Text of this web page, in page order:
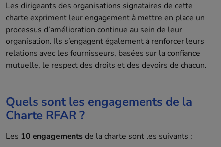
Les dirigeants des organisations signataires de cette
charte expriment leur engagement à mettre en place un
processus d’amélioration continue au sein de leur
organisation. Ils s’engagent également à renforcer leurs
relations avec les fournisseurs, basées sur la confiance
mutuelle, le respect des droits et des devoirs de chacun.
Quels sont les engagements de la
Charte RFAR ?
Les 10 engagements de la charte sont les suivants :